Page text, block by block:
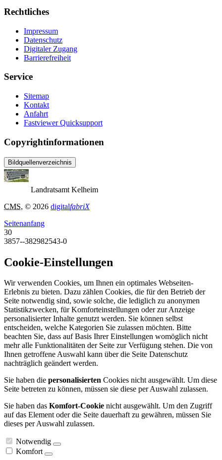
Rechtliches
Impressum
Datenschutz
Digitaler Zugang
Barrierefreiheit
Service
Sitemap
Kontakt
Anfahrt
Fastviewer Quicksupport
Copyrightinformationen
Bildquellenverzeichnis
Landratsamt Kelheim
CMS, © 2026 digitalfabriX
Seitenanfang
30
3857--382982543-0
Cookie-Einstellungen
Wir verwenden Cookies, um Ihnen ein optimales Webseiten-
Erlebnis zu bieten. Dazu zählen Cookies, die für den Betrieb der
Seite notwendig sind, sowie solche, die lediglich zu anonymen
Statistikzwecken, für Komforteinstellungen oder zur Anzeige
personalisierter Inhalte genutzt werden. Sie können selbst
entscheiden, welche Kategorien Sie zulassen möchten. Bitte
beachten Sie, dass auf Basis Ihrer Einstellungen womöglich nicht
mehr alle Funktionalitäten der Seite zur Verfügung stehen. Die von
Ihnen getroffene Auswahl kann über die Seite Datenschutz
nachträglich geändert werden.
Sie haben die personalisierten Cookies nicht ausgewählt. Um diese
Seite betreten zu können, müssen sie diese per Auswahl zulassen.
Sie haben das Komfort-Cookie nicht ausgewählt. Um den Zugriff
auf das Element oder die Seite dauerhaft zu gewähren, müssen Sie
dieses per Auswahl zulassen.
Notwendig
Komfort